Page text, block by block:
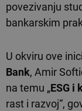
povezivanju
bankarskim
U okviru ove
Bank, Amir
na temu „ESG i
rast i razvoj“,